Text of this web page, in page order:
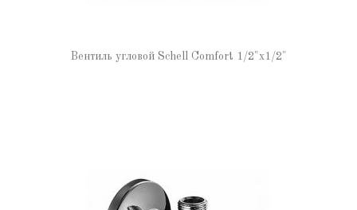
Вентиль угловой Schell Comfort 1/2"х1/2"